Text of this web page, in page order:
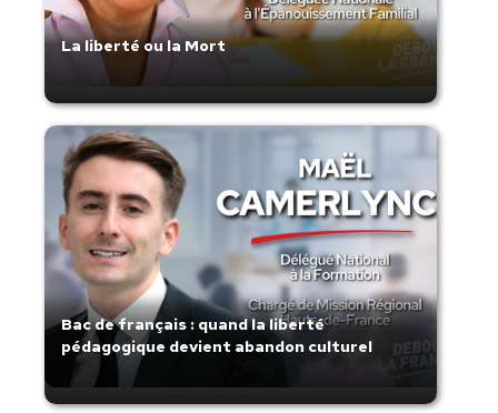
La liberté ou la Mort
Bac de français : quand la liberté
pédagogique devient abandon culturel